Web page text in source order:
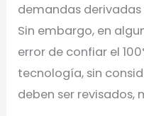
demandas
Sin embargo, en
error de confiar el
tecnología, sin
deben ser revisados,
cliente